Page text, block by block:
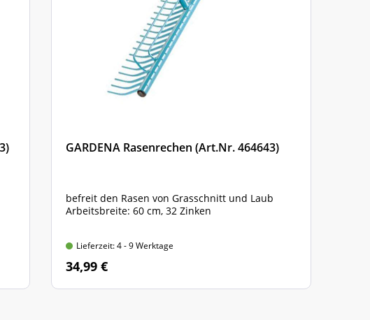
GARDENA Rasenrechen (Art.Nr. 464643)
befreit den Rasen von Grasschnitt und Laub
Arbeitsbreite: 60 cm, 32 Zinken
Lieferzeit: 4 - 9 Werktage
34,99 €